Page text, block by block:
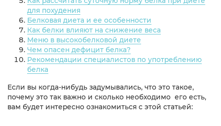
для похудения
Белковая диета и ее особенности
Как белки влияют на снижение веса
Меню в высокобелковой диете
Чем опасен дефицит белка?
Рекомендации специалистов по употреблению
белка
Если вы когда-нибудь задумывались, что это такое,
почему это так важно и сколько необходимо его есть,
вам будет интересно ознакомиться с этой статьей: